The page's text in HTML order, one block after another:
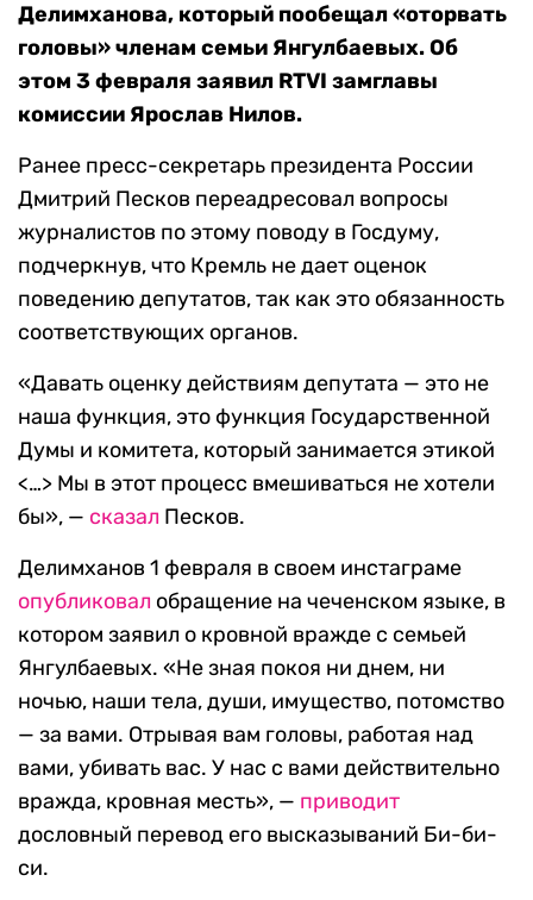
Делимханова, который пообещал «оторвать
головы» членам семьи Янгулбаевых. Об
этом 3 февраля заявил RTVI замглавы
комиссии Ярослав Нилов.
Ранее пресс-секретарь президента России
Дмитрий Песков переадресовал вопросы
журналистов по этому поводу в Госдуму,
подчеркнув, что Кремль не дает оценок
поведению депутатов, так как это обязанность
соответствующих органов.
«Давать оценку действиям депутата — это не
наша функция, это функция Государственной
Думы и комитета, который занимается этикой
<…> Мы в этот процесс вмешиваться не хотели
бы», — сказал Песков.
Делимханов 1 февраля в своем инстаграме
опубликовал обращение на чеченском языке, в
котором заявил о кровной вражде с семьей
Янгулбаевых. «Не зная покоя ни днем, ни
ночью, наши тела, души, имущество, потомство
— за вами. Отрывая вам головы, работая над
вами, убивать вас. У нас с вами действительно
вражда, кровная месть», — приводит
дословный перевод его высказываний Би-би-
си.